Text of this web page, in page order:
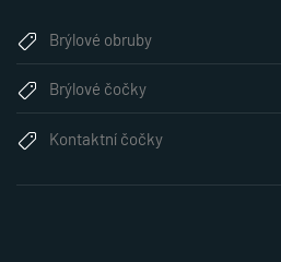
Brýlové obruby
Brýlové čočky
Kontaktní čočky